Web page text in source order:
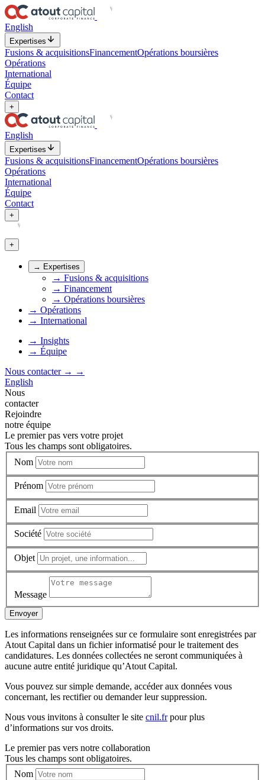
English
Expertises
Fusions & acquisitionsFinancementOpérations boursières
Opérations
International
Équipe
Contact
+
English
Expertises
Fusions & acquisitionsFinancementOpérations boursières
Opérations
International
Équipe
Contact
+
+
→ Expertises
→ Fusions & acquisitions
→ Financement
→ Opérations boursières
→ Opérations
→ International
→ Insights
→ Équipe
Nous contacter → →
English
Nous
contacter
Rejoindre
notre équipe
Le premier pas vers votre projet
Tous les champs sont obligatoires.
Nom
Prénom
Email
Société
Objet
Message
Envoyer
Les informations renseignées sur ce formulaire sont enregistrées par
Atout Capital dans un fichier informatisé pour le traitement des
candidatures. Les données collectées ne seront communiquées à
aucune autre entité juridique qu’Atout Capital.
Vous pouvez sur simple demande, accéder aux données vous
concernant, les rectifier ou demander leur suppression.
Nous vous invitons à consulter le site cnil.frpour plus
d’informations sur vos droits.
Le premier pas vers notre collaboration
Tous les champs sont obligatoires.
Nom